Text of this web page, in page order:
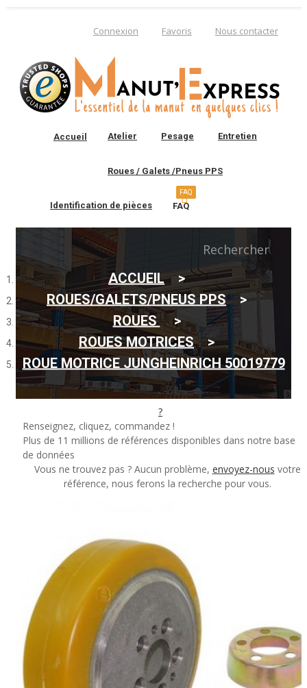
Connexion Favoris Nous contacter
Accueil Atelier Pesage Entretien
Roues / Galets /Pneus PPS
Identification de pièces FAQ
FAQ
Rechercher
Vous connaissez la
référence constructeur
de votre pièce ?
Rechercher par référence
?
Renseignez, cliquez, commandez !
Plus de 11 millions de références disponibles dans notre base
de données
Vous ne trouvez pas ? Aucun problème, envoyez-nous votre
référence, nous ferons la recherche pour vous.
ACCUEIL
ROUES/GALETS/PNEUS PPS
ROUES
ROUES MOTRICES
ROUE MOTRICE JUNGHEINRICH 50019779